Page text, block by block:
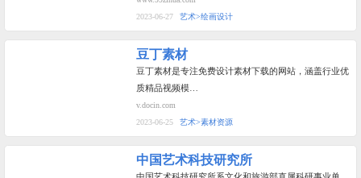
2023-06-27
艺术>绘画设计
豆丁素材
豆丁素材是专注免费设计素材下载的网站，涵盖行业优
质精品视频模…
v.docin.com
2023-06-25
艺术>素材资源
中国艺术科技研究所